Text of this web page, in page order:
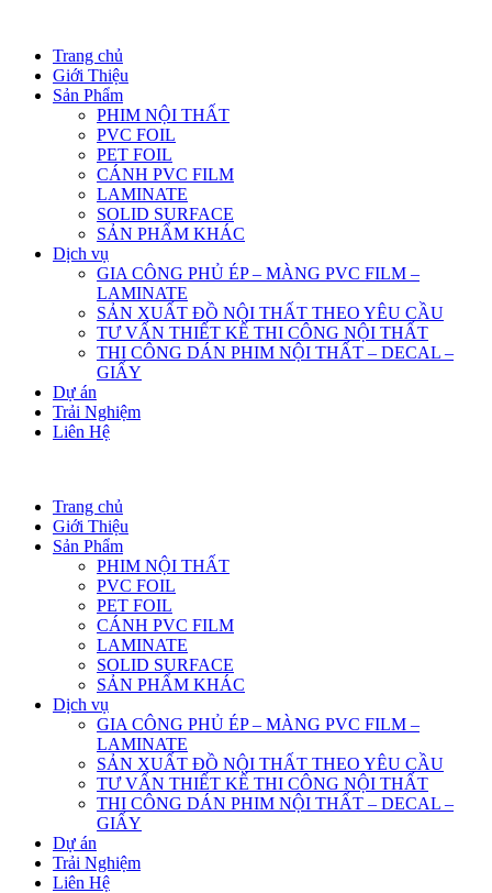
Trang chủ
Giới Thiệu
Sản Phẩm
PHIM NỘI THẤT
PVC FOIL
PET FOIL
CÁNH PVC FILM
LAMINATE
SOLID SURFACE
SẢN PHẨM KHÁC
Dịch vụ
GIA CÔNG PHỦ ÉP – MÀNG PVC FILM –
LAMINATE
SẢN XUẤT ĐỒ NỘI THẤT THEO YÊU CẦU
TƯ VẤN THIẾT KẾ THI CÔNG NỘI THẤT
THI CÔNG DÁN PHIM NỘI THẤT – DECAL –
GIẤY
Dự án
Trải Nghiệm
Liên Hệ
Trang chủ
Giới Thiệu
Sản Phẩm
PHIM NỘI THẤT
PVC FOIL
PET FOIL
CÁNH PVC FILM
LAMINATE
SOLID SURFACE
SẢN PHẨM KHÁC
Dịch vụ
GIA CÔNG PHỦ ÉP – MÀNG PVC FILM –
LAMINATE
SẢN XUẤT ĐỒ NỘI THẤT THEO YÊU CẦU
TƯ VẤN THIẾT KẾ THI CÔNG NỘI THẤT
THI CÔNG DÁN PHIM NỘI THẤT – DECAL –
GIẤY
Dự án
Trải Nghiệm
Liên Hệ